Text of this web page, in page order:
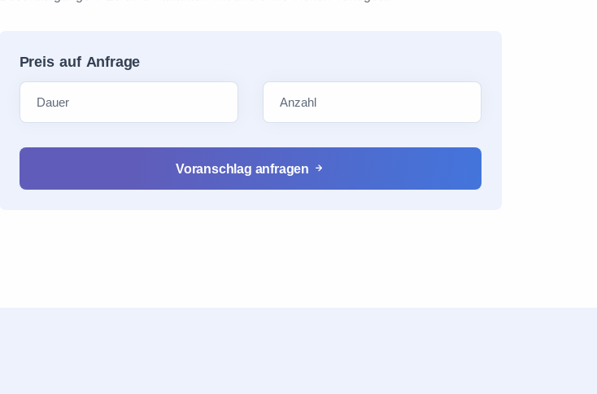
Preis auf Anfrage
Voranschlag anfragen